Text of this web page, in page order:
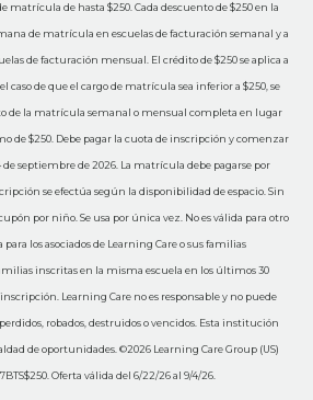
matrícula de hasta $250. Cada descuento de $250 en la
de matrícula en escuelas de facturación semanal y a
de facturación mensual. El crédito de $250 se aplica a
caso de que el cargo de matrícula sea inferior a $250, se
de la matrícula semanal o mensual completa en lugar
de $250. Debe pagar la cuota de inscripción y comenzar
septiembre de 2026. La matrícula debe pagarse por
se efectúa según la disponibilidad de espacio. Sin
por niño. Se usa por única vez. No es válida para otro
los asociados de Learning Care o sus familias
inscritas en la misma escuela en los últimos 30
Learning Care no es responsable y no puede
robados, destruidos o vencidos. Esta institución
de oportunidades. ©2026 Learning Care Group (US)
Oferta válida del 6/22/26 al 9/4/26.